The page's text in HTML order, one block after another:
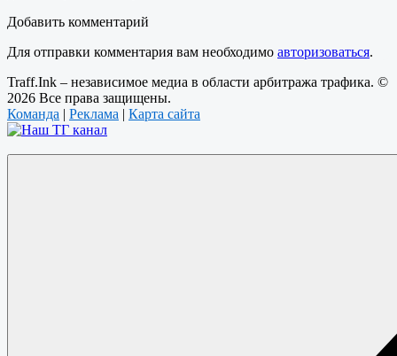
Добавить комментарий
Для отправки комментария вам необходимо авторизоваться.
Traff.Ink – независимое медиа в области арбитража трафика. ©
2026 Все права защищены.
Команда | Реклама | Карта сайта